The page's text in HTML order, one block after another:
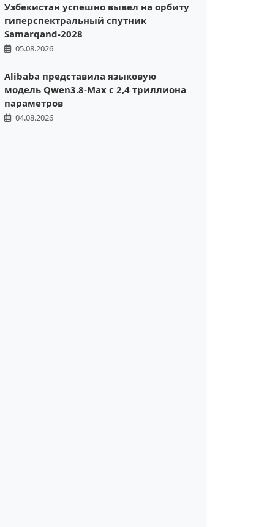
Узбекистан успешно вывел на орбиту
гиперспектральный спутник
Samarqand-2028
05.08.2026
Alibaba представила языковую
модель Qwen3.8-Max с 2,4 триллиона
параметров
04.08.2026